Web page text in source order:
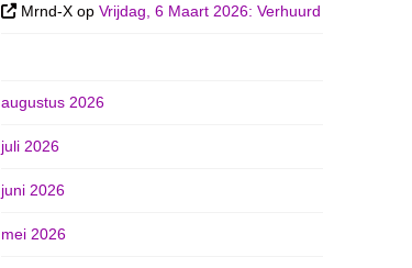
Mrnd-X opVrijdag, 6 Maart 2026: Verhuurd
augustus 2026
juli 2026
juni 2026
mei 2026